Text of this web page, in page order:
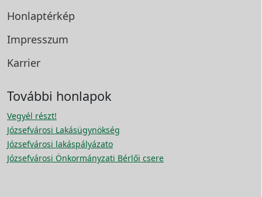
Honlaptérkép
Impresszum
Karrier
További honlapok
Vegyél részt!
Józsefvárosi Lakásügynökség
Józsefvárosi lakáspályázato
Józsefvárosi Önkormányzati Bérlői csere